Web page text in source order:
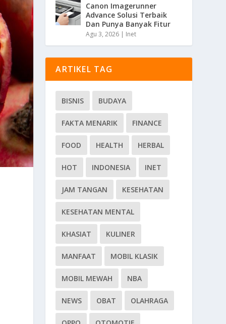
Canon Imagerunner
Advance Solusi Terbaik
Dan Punya Banyak Fitur
Agu 3, 2026 | Inet
ARTIKEL TAG
BISNIS BUDAYA
FAKTA MENARIK FINANCE
FOOD HEALTH HERBAL
HOT INDONESIA INET
JAM TANGAN KESEHATAN
KESEHATAN MENTAL
KHASIAT KULINER
MANFAAT MOBIL KLASIK
MOBIL MEWAH NBA
NEWS OBAT OLAHRAGA